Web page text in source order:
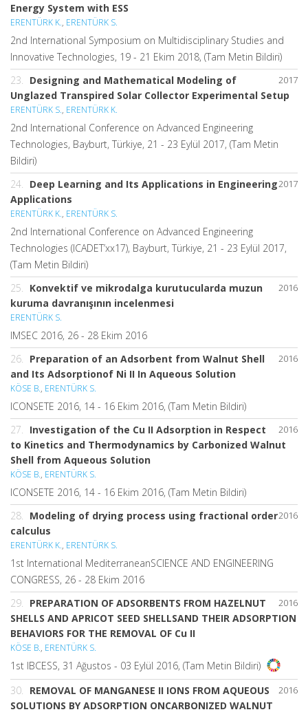
Energy System with ESS
ERENTÜRK K., ERENTÜRK S.
2nd International Symposium on Multidisciplinary Studies and
Innovative Technologies, 19 - 21 Ekim 2018, (Tam Metin Bildiri)
2017
23.
Designing and Mathematical Modeling of
Unglazed Transpired Solar Collector Experimental Setup
ERENTÜRK S., ERENTÜRK K.
2nd International Conference on Advanced Engineering
Technologies, Bayburt, Türkiye, 21 - 23 Eylül 2017, (Tam Metin
Bildiri)
2017
24.
Deep Learning and Its Applications in Engineering
Applications
ERENTÜRK K., ERENTÜRK S.
2nd International Conference on Advanced Engineering
Technologies (ICADET’xx17), Bayburt, Türkiye, 21 - 23 Eylül 2017,
(Tam Metin Bildiri)
2016
25.
Konvektif ve mikrodalga kurutucularda muzun
kuruma davranışının incelenmesi
ERENTÜRK S.
IMSEC 2016, 26 - 28 Ekim 2016
2016
26.
Preparation of an Adsorbent from Walnut Shell
and Its Adsorptionof Ni II In Aqueous Solution
KÖSE B., ERENTÜRK S.
ICONSETE 2016, 14 - 16 Ekim 2016, (Tam Metin Bildiri)
2016
27.
Investigation of the Cu II Adsorption in Respect
to Kinetics and Thermodynamics by Carbonized Walnut
Shell from Aqueous Solution
KÖSE B., ERENTÜRK S.
ICONSETE 2016, 14 - 16 Ekim 2016, (Tam Metin Bildiri)
2016
28.
Modeling of drying process using fractional order
calculus
ERENTÜRK K., ERENTÜRK S.
1st International MediterraneanSCIENCE AND ENGINEERING
CONGRESS, 26 - 28 Ekim 2016
2016
29.
PREPARATION OF ADSORBENTS FROM HAZELNUT
SHELLS AND APRICOT SEED SHELLSAND THEIR ADSORPTION
BEHAVIORS FOR THE REMOVAL OF Cu II
KÖSE B., ERENTÜRK S.
1st IBCESS, 31 Ağustos - 03 Eylül 2016, (Tam Metin Bildiri)
2016
30.
REMOVAL OF MANGANESE II IONS FROM AQUEOUS
SOLUTIONS BY ADSORPTION ONCARBONIZED WALNUT